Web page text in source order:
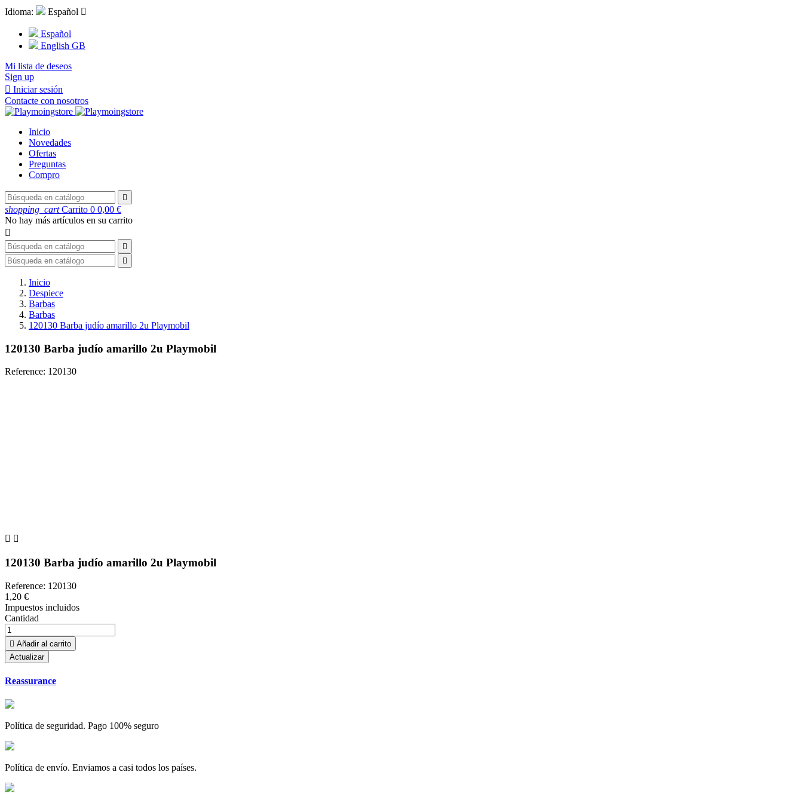
Idioma: Español 
Español
English GB
Mi lista de deseos
Sign up
 Iniciar sesión
Contacte con nosotros
Inicio
Novedades
Ofertas
Preguntas
Compro

shopping_cart Carrito 0 0,00 €
No hay más artículos en su carrito



Inicio
Despiece
Barbas
Barbas
120130 Barba judío amarillo 2u Playmobil
120130 Barba judío amarillo 2u Playmobil
Reference: 120130
 
120130 Barba judío amarillo 2u Playmobil
Reference: 120130
1,20 €
Impuestos incluidos
Cantidad
 Añadir al carrito
Reassurance
Política de seguridad. Pago 100% seguro
Política de envío. Enviamos a casi todos los países.